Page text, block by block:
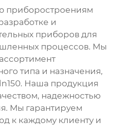
приборостроениям
и
приборов для
процессов. Мы
типа и назначения,
. Наша продукция
надежностью
Мы гарантируем
к каждому клиенту и